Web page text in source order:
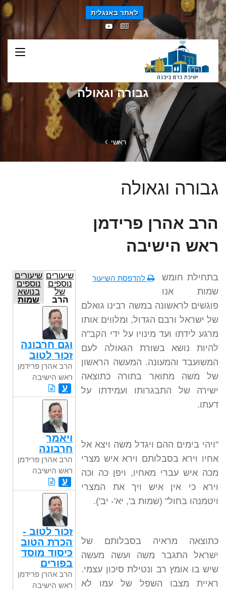
לאתר באנגלית
גבורה וגאולה
ראשי
גבורה וגאולה
הרב אהרן פרידמן
ראש הישיבה
להדפסת השיעור
בתחילת חומש
שמות אנו
פוגשים לראשונה במשה רבינו גואלם
של ישראל ורבם הגדול, ומלווים אותו
מרגע לידתו ועד מינויו על ידי הקב"ה
להיות נושא בשורת הגאולה לעם
המשועבד והמעונה. המעשה הראשון
של משה מתואר בתורה כתוצאה
ישירה של התבגרותו ועמידתו על
דעתו.
"ויהי בימים ההם ויגדל משה ויצא אל
אחיו וירא בסבלותם וירא איש מצרי
מכה איש עברי מאחיו, ויפן כה וכה
וירא כי אין איש ויך את המצרי
ויטמנהו בחול" (שמות ב', יא'- יב').
כתוצאה מראיה בסבלותם של
ישראל התגבר משה ועשה מעשה
שיש בו אומץ רב ונטילת סיכון עצמי.
ראיית מצבו השפל של עמו לא
שיעורים
נוספים
של
הרב
אהרן
פרידמן
ראש
הישיבה
שיעורים
נוספים
בנושא
שמות
וגם חרבונה
זכור לטוב
הרב אהרן פרידמן
ראש הישיבה
ע
ויאמר
חרבונה
הרב אהרן פרידמן
ראש הישיבה
ע
זכור לטוב -
הכרת הטוב
כיסוד מוסד
בפורים
הרב אהרן פרידמן
ראש הישיבה